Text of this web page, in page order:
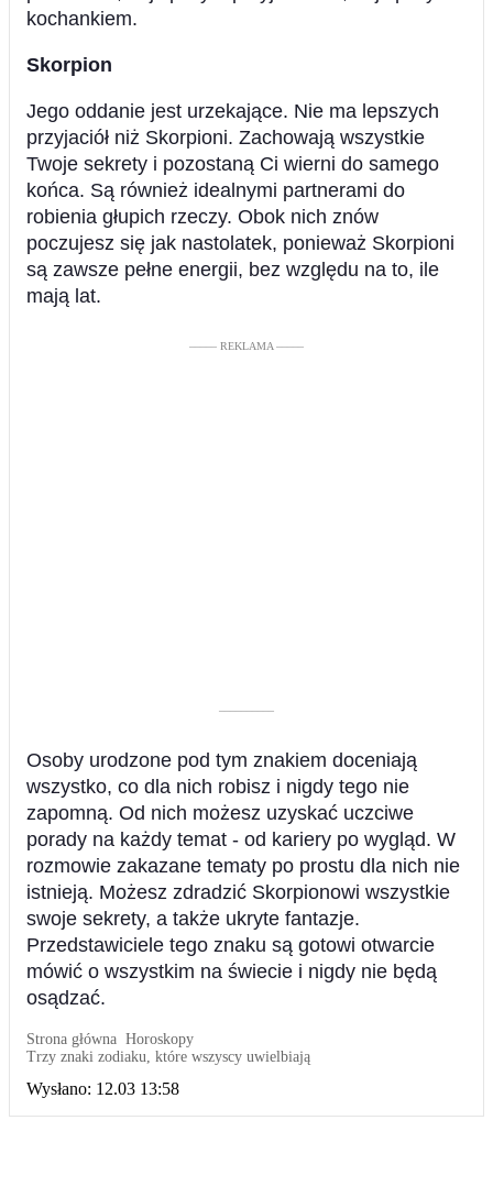
kochankiem.
Skorpion
Jego oddanie jest urzekające. Nie ma lepszych
przyjaciół niż Skorpioni. Zachowają wszystkie
Twoje sekrety i pozostaną Ci wierni do samego
końca. Są również idealnymi partnerami do
robienia głupich rzeczy. Obok nich znów
poczujesz się jak nastolatek, ponieważ Skorpioni
są zawsze pełne energii, bez względu na to, ile
mają lat.
––––– REKLAMA –––––
––––––––––
Osoby urodzone pod tym znakiem doceniają
wszystko, co dla nich robisz i nigdy tego nie
zapomną. Od nich możesz uzyskać uczciwe
porady na każdy temat - od kariery po wygląd. W
rozmowie zakazane tematy po prostu dla nich nie
istnieją. Możesz zdradzić Skorpionowi wszystkie
swoje sekrety, a także ukryte fantazje.
Przedstawiciele tego znaku są gotowi otwarcie
mówić o wszystkim na świecie i nigdy nie będą
osądzać.
Strona główna Horoskopy
Trzy znaki zodiaku, które wszyscy uwielbiają
Wysłano: 12.03 13:58